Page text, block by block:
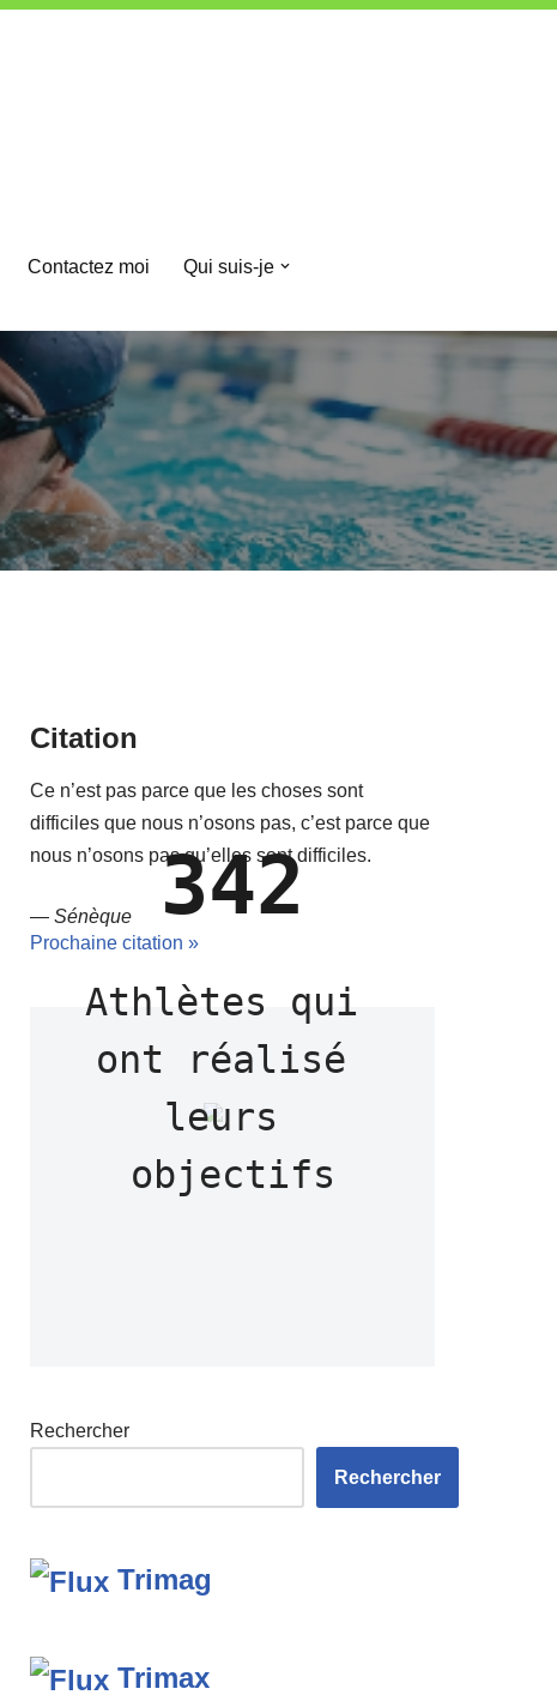
Contactez moi Qui suis-je
Citation
Ce n’est pas parce que les choses sont
difficiles que nous n’osons pas, c’est parce que
nous n’osons pas qu’elles sont difficiles.
—Sénèque
Prochaine citation »
342
Athlètes qui
ont réalisé
leurs
objectifs
Rechercher
Rechercher
Trimag
Trimax